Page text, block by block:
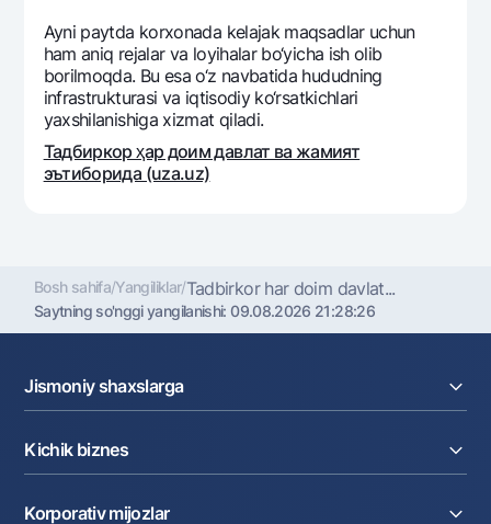
Ayni paytda korxonada kеlajak maqsadlar uchun
ham aniq rеjalar va loyihalar bo‘yicha ish olib
borilmoqda. Bu esa o‘z navbatida hududning
infrastrukturasi va iqtisodiy ko‘rsatkichlari
yaxshilanishiga xizmat qiladi.
Тадбиркор ҳар доим давлат ва жамият
эътиборида (uza.uz)
Bosh sahifa/Yangiliklar/Tadbirkor har doim davlat...
Saytning so'nggi yangilanishi:09.08.2026 21:28:26
Jismoniy shaxslarga
Omonatlar
Kartalar
Pul oʻtkazmalari
Kichik biznes
Korporativ mijozlar